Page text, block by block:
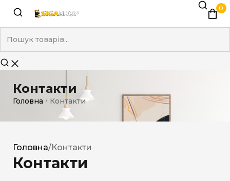
0
Контакти
Головна / Контакти
Головна/Контакти
Контакти